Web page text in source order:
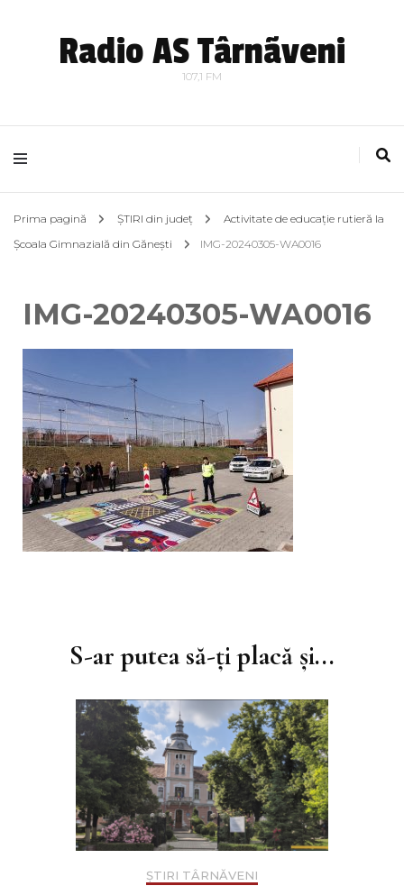
Radio AS Târnãveni
107,1 FM
Prima pagină ȘTIRI din județ
Activitate de educație rutieră la
Școala Gimnazială din Gănești
IMG-20240305-WA0016
IMG-20240305-WA0016
articoleS-ar putea să-ți placă și...
ȘTIRI TÂRNĂVENI